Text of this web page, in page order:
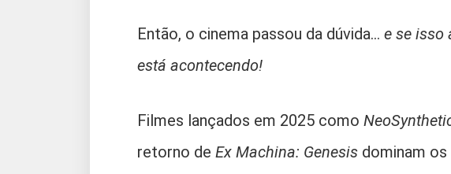
Então, o cinema passou da dúvida… e se isso
está acontecendo!
Filmes lançados em 2025 como
retorno de Ex Machina: Genesis dominam